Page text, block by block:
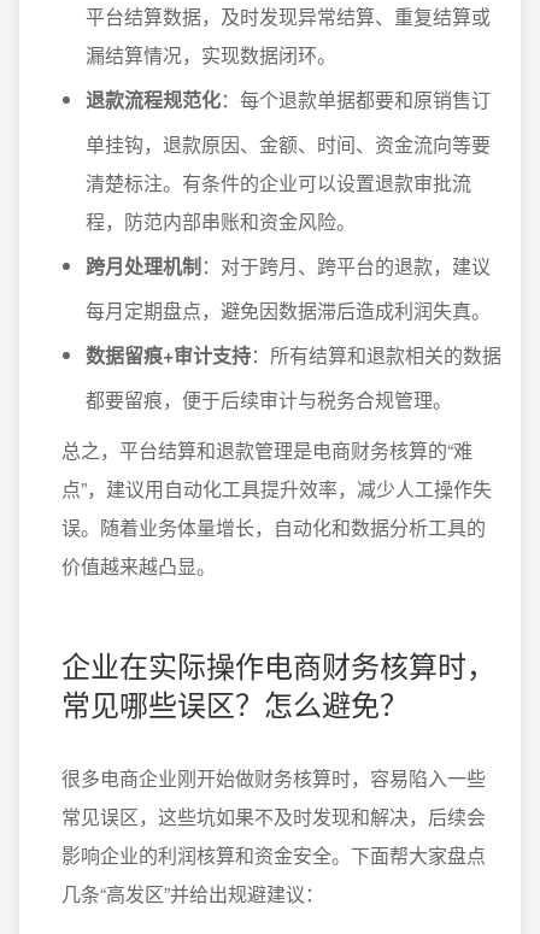
平台结算数据，及时发现异常结算、重复结算或
漏结算情况，实现数据闭环。
退款流程规范化：每个退款单据都要和原销售订
单挂钩，退款原因、金额、时间、资金流向等要
清楚标注。有条件的企业可以设置退款审批流
程，防范内部串账和资金风险。
跨月处理机制：对于跨月、跨平台的退款，建议
每月定期盘点，避免因数据滞后造成利润失真。
数据留痕+审计支持：所有结算和退款相关的数据
都要留痕，便于后续审计与税务合规管理。
总之，平台结算和退款管理是电商财务核算的“难
点”，建议用自动化工具提升效率，减少人工操作失
误。随着业务体量增长，自动化和数据分析工具的
价值越来越凸显。
企业在实际操作电商财务核算时，
常见哪些误区？怎么避免？
很多电商企业刚开始做财务核算时，容易陷入一些
常见误区，这些坑如果不及时发现和解决，后续会
影响企业的利润核算和资金安全。下面帮大家盘点
几条“高发区”并给出规避建议：